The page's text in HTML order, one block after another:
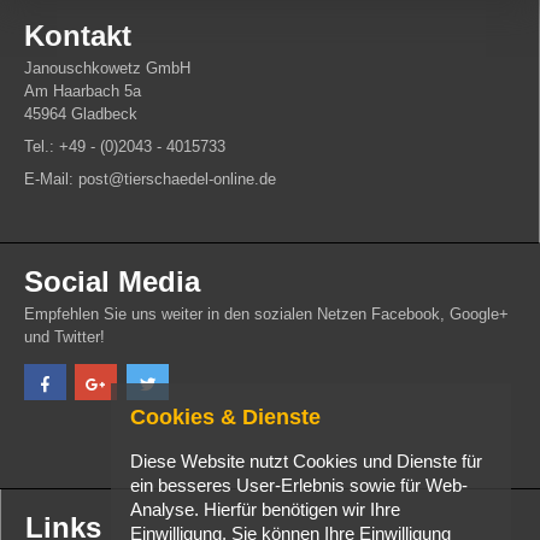
Kontakt
Janouschkowetz GmbH
Am Haarbach 5a
45964 Gladbeck
Tel.: +49 - (0)2043 - 4015733
E-Mail: post@tierschaedel-online.de
Social Media
Empfehlen Sie uns weiter in den sozialen Netzen Facebook, Google+
und Twitter!
Links
Cookies & Dienste
Diese Website nutzt Cookies und Dienste für
ein besseres User-Erlebnis sowie für Web-
Analyse. Hierfür benötigen wir Ihre
Einwilligung. Sie können Ihre Einwilligung